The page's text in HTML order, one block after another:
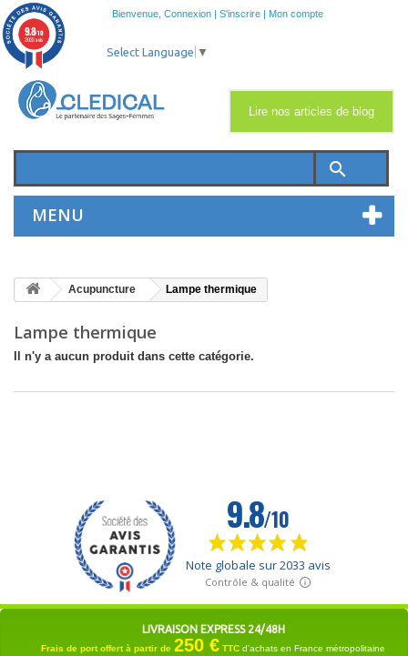
Bienvenue, Connexion | S'inscrire | Mon compte
search
MENU
Lire nos articles de blog
Select Language ▼
Acupuncture Lampe thermique
Lampe thermique
Il n'y a aucun produit dans cette catégorie.
LIVRAISON EXPRESS 24/48H
Frais de port offert à partir de 250 € TTC d'achats en France métropolitaine
9.8/10
2033 avis